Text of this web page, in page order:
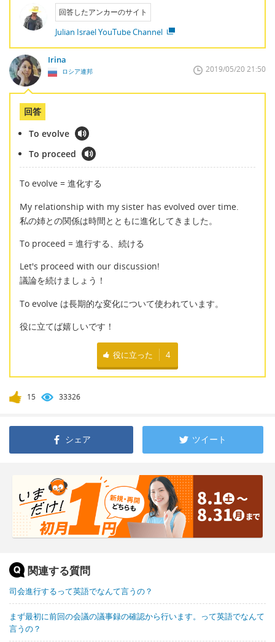
回答したアンカーのサイト
Julian Israel YouTube Channel
Irina
ロシア連邦 2019/05/20 21:50
回答
To evolve
To proceed
To evolve = 進化する
My relationship with my sister has evolved over time.
私の姉との関係は時間とともに進化してきました。
To proceed = 進行する、続ける
Let's proceed with our discussion!
議論を続けましょう！
To evolve は長期的な変化について使われています。
役に立てば嬉しいです！
役に立った 4
15 33326
シェア ツイート
関連する質問
司会進行するって英語でなんて言うの？
まず最初に前回の会議の議事録の確認から行います。って英語でなんて
言うの？